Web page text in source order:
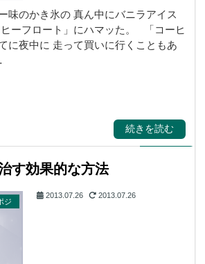
味のかき氷の 真ん中にバニラアイス
ーフロート」にハマッた。 「コーヒ
に夜中に 走って買いに行くこともあ
続きを読む
す効果的な方法
ジ
2013.07.26 2013.07.26